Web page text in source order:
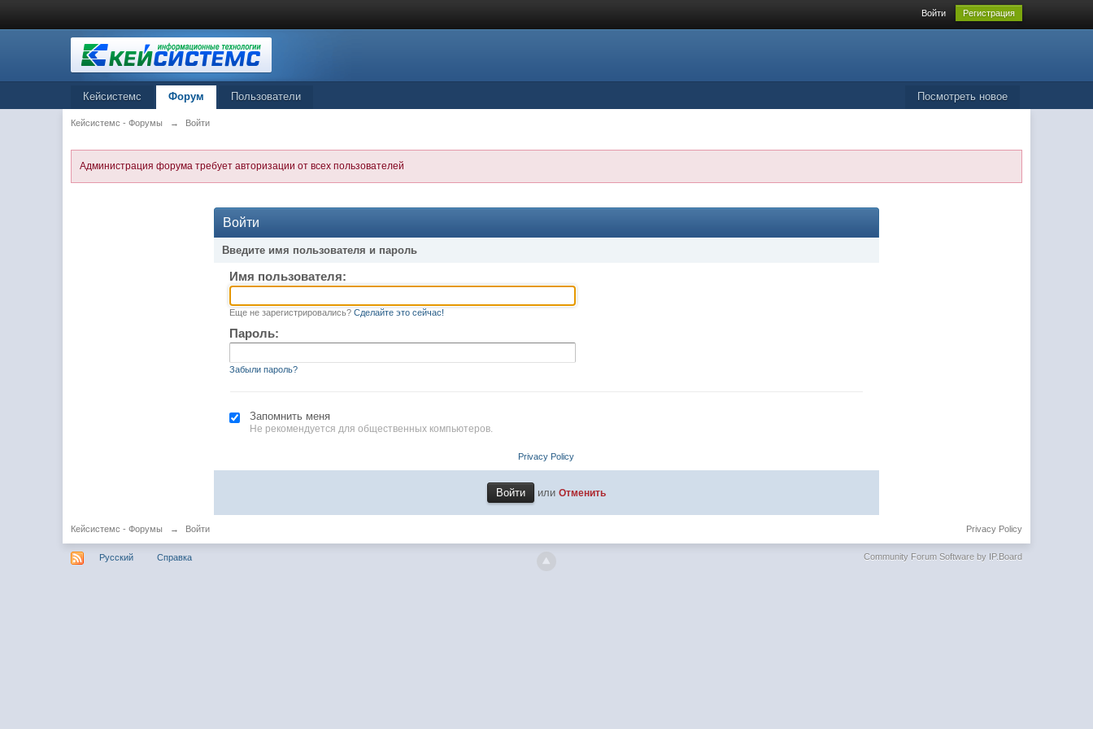
Войти Регистрация
Посмотреть новое
Кейсистемс Форум Пользователи
Кейсистемс - Форумы → Войти
Администрация форума требует авторизации от всех пользователей
Войти
Введите имя пользователя и пароль
Имя пользователя:
Еще не зарегистрировались? Сделайте это сейчас!
Пароль:
Забыли пароль?
Запомнить меня
Не рекомендуется для общественных компьютеров.
Privacy Policy
или Отменить
Кейсистемс - Форумы → Войти Privacy Policy
Русский Справка Community Forum Software by IP.Board